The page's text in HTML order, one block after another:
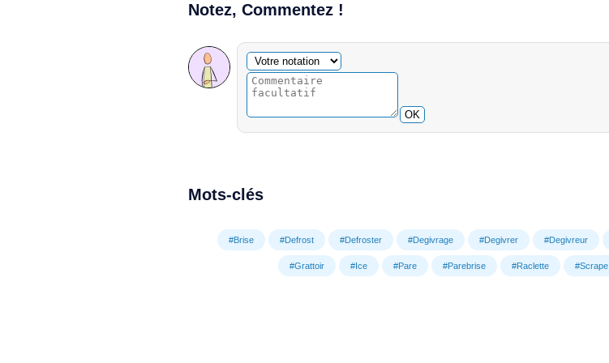
Notez, Commentez !
Commentaire facultatif
Votre notation
OK
Mots-clés
#Brise #Defrost #Defroster #Degivrage #Degivrer #Degivreur
#Grattoir #Ice #Pare #Parebrise #Raclette #Scrape